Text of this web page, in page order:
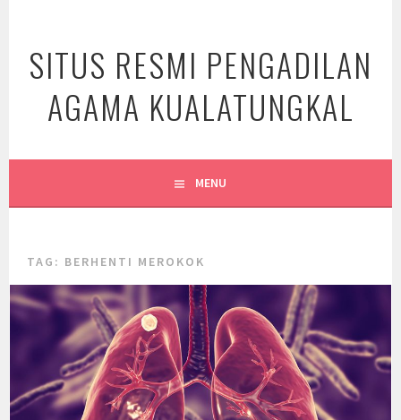
content
SITUS RESMI PENGADILAN
AGAMA KUALATUNGKAL
MENU
TAG: BERHENTI MEROKOK